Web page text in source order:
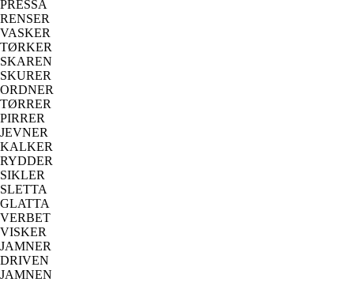
PRESSA
RENSER
VASKER
TØRKER
SKAREN
SKURER
ORDNER
TØRRER
PIRRER
JEVNER
KALKER
RYDDER
SIKLER
SLETTA
GLATTA
VERBET
VISKER
JAMNER
DRIVEN
JAMNEN